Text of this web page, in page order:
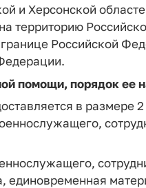
и Херсонской
территорию
Российской
помощи, порядок ее
в размере
единовременная